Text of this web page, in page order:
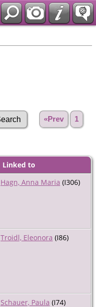
«Prev 1
Linked to
Hagn, Anna Maria (I306)
Troidl, Eleonora (I86)
Schauer, Paula (I74)